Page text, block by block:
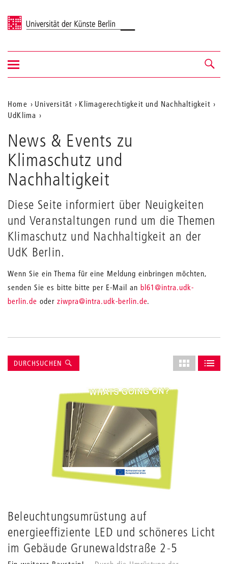
Universität der Künste Berlin
Navigation &
Suche
Navigation
ein-/ausblenden
Aktuelle
Position
auf
der
Webseite
Home Universität
Klimagerechtigkeit und Nachhaltigkeit
UdKlima
News & Events zu
Klimaschutz und
Nachhaltigkeit
Diese Seite informiert über Neuigkeiten
und Veranstaltungen rund um die Themen
Klimaschutz und Nachhaltigkeit an der
UdK Berlin.
Wenn Sie ein Thema für eine Meldung einbringen möchten,
senden Sie es bitte bitte per E-Mail an bl61_
@intra.udk-
berlin.de oder ziwpra_
@intra.udk-berlin.de.
Suche
DURCHSUCHEN
Layout
des
Grids
anpassen
ALS GRIDALS
Beleuchtungsumrüstung auf
energieeffiziente LED und schöneres Licht
im Gebäude Grunewaldstraße 2-5